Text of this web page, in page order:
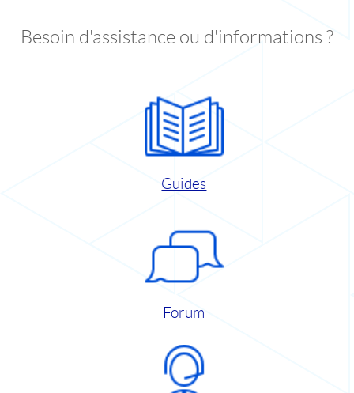
Besoin d'assistance ou d'informations ?
Guides
Forum